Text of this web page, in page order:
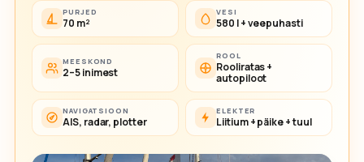
PURJED
70 m²
VESI
580 l + veepuhasti
MEESKOND
2–5 inimest
ROOL
Rooliratas +
autopiloot
NAVIGATSIOON
AIS, radar, plotter
ELEKTER
Liitium + päike + tuul